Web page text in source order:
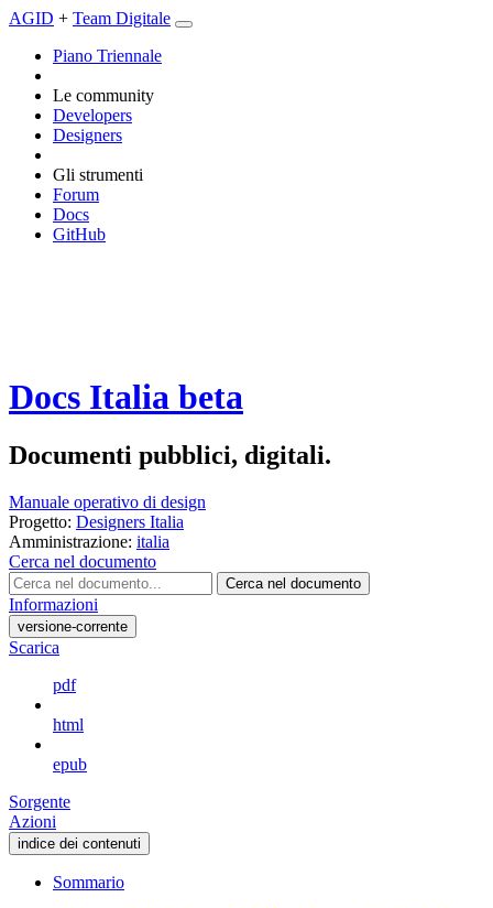
AGID + Team Digitale
Piano Triennale
Le community
Developers
Designers
Gli strumenti
Forum
Docs
GitHub
Docs Italia beta
Documenti pubblici, digitali.
Manuale operativo di design
Progetto: Designers Italia
Amministrazione: italia
Cerca nel documento
Cerca nel documento
Informazioni
versione-corrente
Scarica
pdf
html
epub
Sorgente
Azioni
indice dei contenuti
Sommario